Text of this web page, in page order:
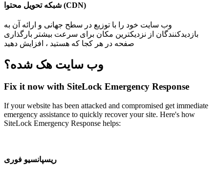
شبکه تحویل محتوا (CDN)
وب سایت خود را با توزیع در سطح جهانی و ارائه آن به
بازدیدکنندگان از نزدیکترین مکان برای سرعت بیشتر بارگذاری
صفحه در هر کجا که هستید ، افزایش دهید
وب سایت هک شده؟
Fix it now with SiteLock Emergency Response
If your website has been attacked and compromised get immediate
emergency assistance to quickly recover your site. Here's how
SiteLock Emergency Response helps:
ریسپانسیو فوری